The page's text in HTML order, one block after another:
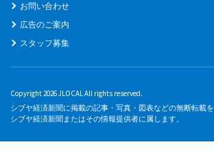
お問い合わせ
広告のご案内
スタッフ募集
Copyright 2026 JLOCAL All rights reserved.
シブヤ経済新聞に掲載の記事・写真・図表などの無断転載
シブヤ経済新聞またはその情報提供者に属します。